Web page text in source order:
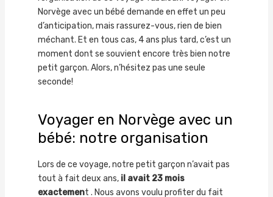
Norvège avec un bébé demande en effet un peu
d’anticipation, mais rassurez-vous, rien de bien
méchant. Et en tous cas, 4 ans plus tard, c’est un
moment dont se souvient encore très bien notre
petit garçon. Alors, n’hésitez pas une seule
seconde!
Voyager en Norvège avec un
bébé: notre organisation
Lors de ce voyage, notre petit garçon n’avait pas
tout à fait deux ans,il avait 23 mois
exactement . Nous avons voulu profiter du fait